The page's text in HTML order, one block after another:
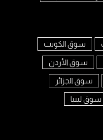
سوق الكويت
سوق الأردن
سوق الجزائر
سوق ليبيا